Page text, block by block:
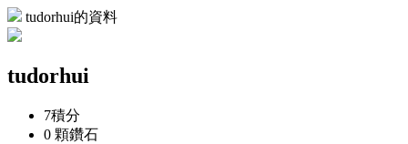
tudorhui的資料
tudorhui
7積分
0 顆鑽石